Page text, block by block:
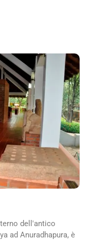
dell'antico
ad Anuradhapura, è